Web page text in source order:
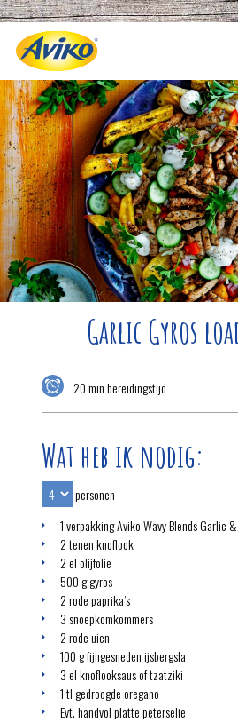
Garlic Gyros
20 min bereidingstijd
Wat heb ik nodig:
personen
1 verpakking Aviko Wavy Blends Garlic
2 tenen knoflook
2 el olijfolie
500 g gyros
2 rode paprika’s
3 snoepkomkommers
2 rode uien
100 g fijngesneden ijsbergsla
3 el knoflooksaus of tzatziki
1 tl gedroogde oregano
Evt. handvol platte peterselie